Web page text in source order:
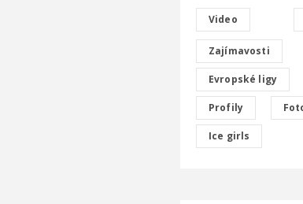
Video
Zajímavosti
Evropské ligy
Profily
Ice girls